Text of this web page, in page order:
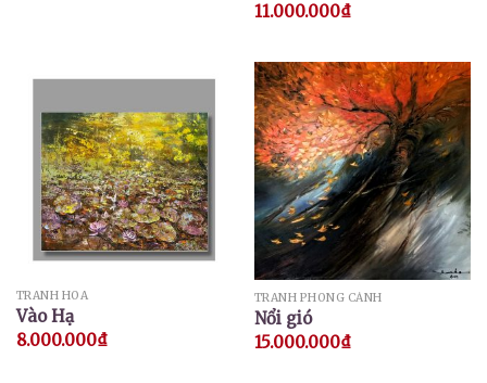
11.000.000₫
TRANH HOA
Vào Hạ
8.000.000₫
TRANH PHONG CẢNH
Nổi gió
15.000.000₫